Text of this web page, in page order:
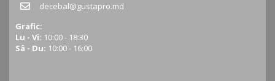
decebal@gustapro.md
Grafic:
Lu - Vi: 10:00 - 18:30
Sâ - Du: 10:00 - 16:00